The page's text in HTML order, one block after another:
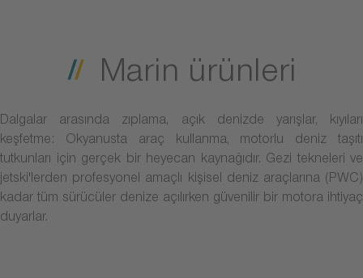
Marin ürünleri
Dalgalar arasında zıplama, açık denizde yarışlar, kıyıları
keşfetme: Okyanusta araç kullanma, motorlu deniz taşıtı
tutkunları için gerçek bir heyecan kaynağıdır. Gezi tekneleri ve
jetski'lerden profesyonel amaçlı kişisel deniz araçlarına (PWC)
kadar tüm sürücüler denize açılırken güvenilir bir motora ihtiyaç
duyarlar.